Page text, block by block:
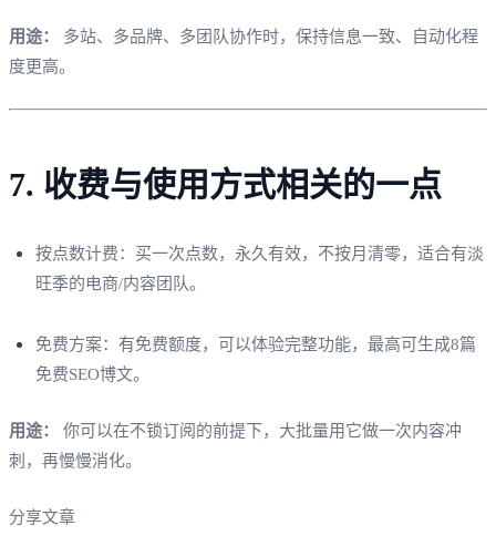
用途：
多站、多品牌、多团队协作时，保持信息一致、自动化程
度更高。
7. 收费与使用方式相关的一点
按点数计费：买一次点数，永久有效，不按月清零，适合有淡
旺季的电商/内容团队。
免费方案：有免费额度，可以体验完整功能，最高可生成8篇
免费SEO博文。
用途：
你可以在不锁订阅的前提下，大批量用它做一次内容冲
刺，再慢慢消化。
分享文章